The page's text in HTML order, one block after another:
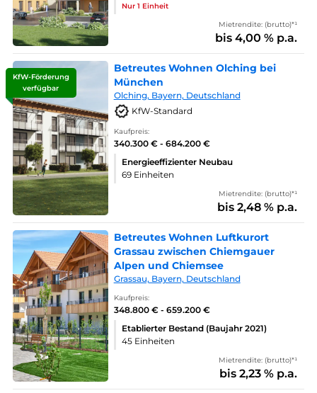
Nur 1 Einheit
Mietrendite: (brutto)*¹
bis 4,00 % p.a.
KfW-Förderung
verfügbar
Betreutes Wohnen Olching bei
München
Olching, Bayern, Deutschland
KfW-Standard
Kaufpreis:
340.300 € - 684.200 €
Energieeffizienter Neubau
69 Einheiten
Mietrendite: (brutto)*¹
bis 2,48 % p.a.
Betreutes Wohnen Luftkurort
Grassau zwischen Chiemgauer
Alpen und Chiemsee
Grassau, Bayern, Deutschland
Kaufpreis:
348.800 € - 659.200 €
Etablierter Bestand (Baujahr 2021)
45 Einheiten
Mietrendite: (brutto)*¹
bis 2,23 % p.a.